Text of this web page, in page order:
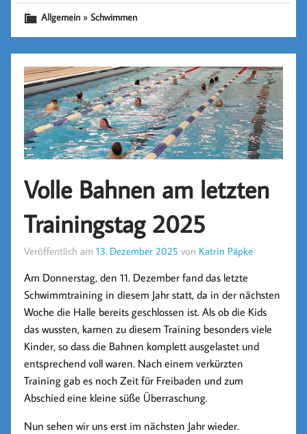
Allgemein »Schwimmen
Volle Bahnen am letzten
Trainingstag 2025
Veröffentlich am13. Dezember 2025 von Katrin Päpke
Am Donnerstag, den 11. Dezember fand das letzte
Schwimmtraining in diesem Jahr statt, da in der nächsten
Woche die Halle bereits geschlossen ist. Als ob die Kids
das wussten, kamen zu diesem Training besonders viele
Kinder, so dass die Bahnen komplett ausgelastet und
entsprechend voll waren. Nach einem verkürzten
Training gab es noch Zeit für Freibaden und zum
Abschied eine kleine süße Überraschung.
Nun sehen wir uns erst im nächsten Jahr wieder.